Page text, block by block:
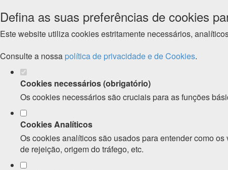
Defina as suas preferências de cookies
Este website utiliza cookies estritamente necessários,
Consulte a nossa política de privacidade e de Cookies.
Cookies necessários (obrigatório)
Os cookies necessários são cruciais para as funções
Cookies Analíticos
Os cookies analíticos são usados para entender como
de rejeição, origem do tráfego, etc.